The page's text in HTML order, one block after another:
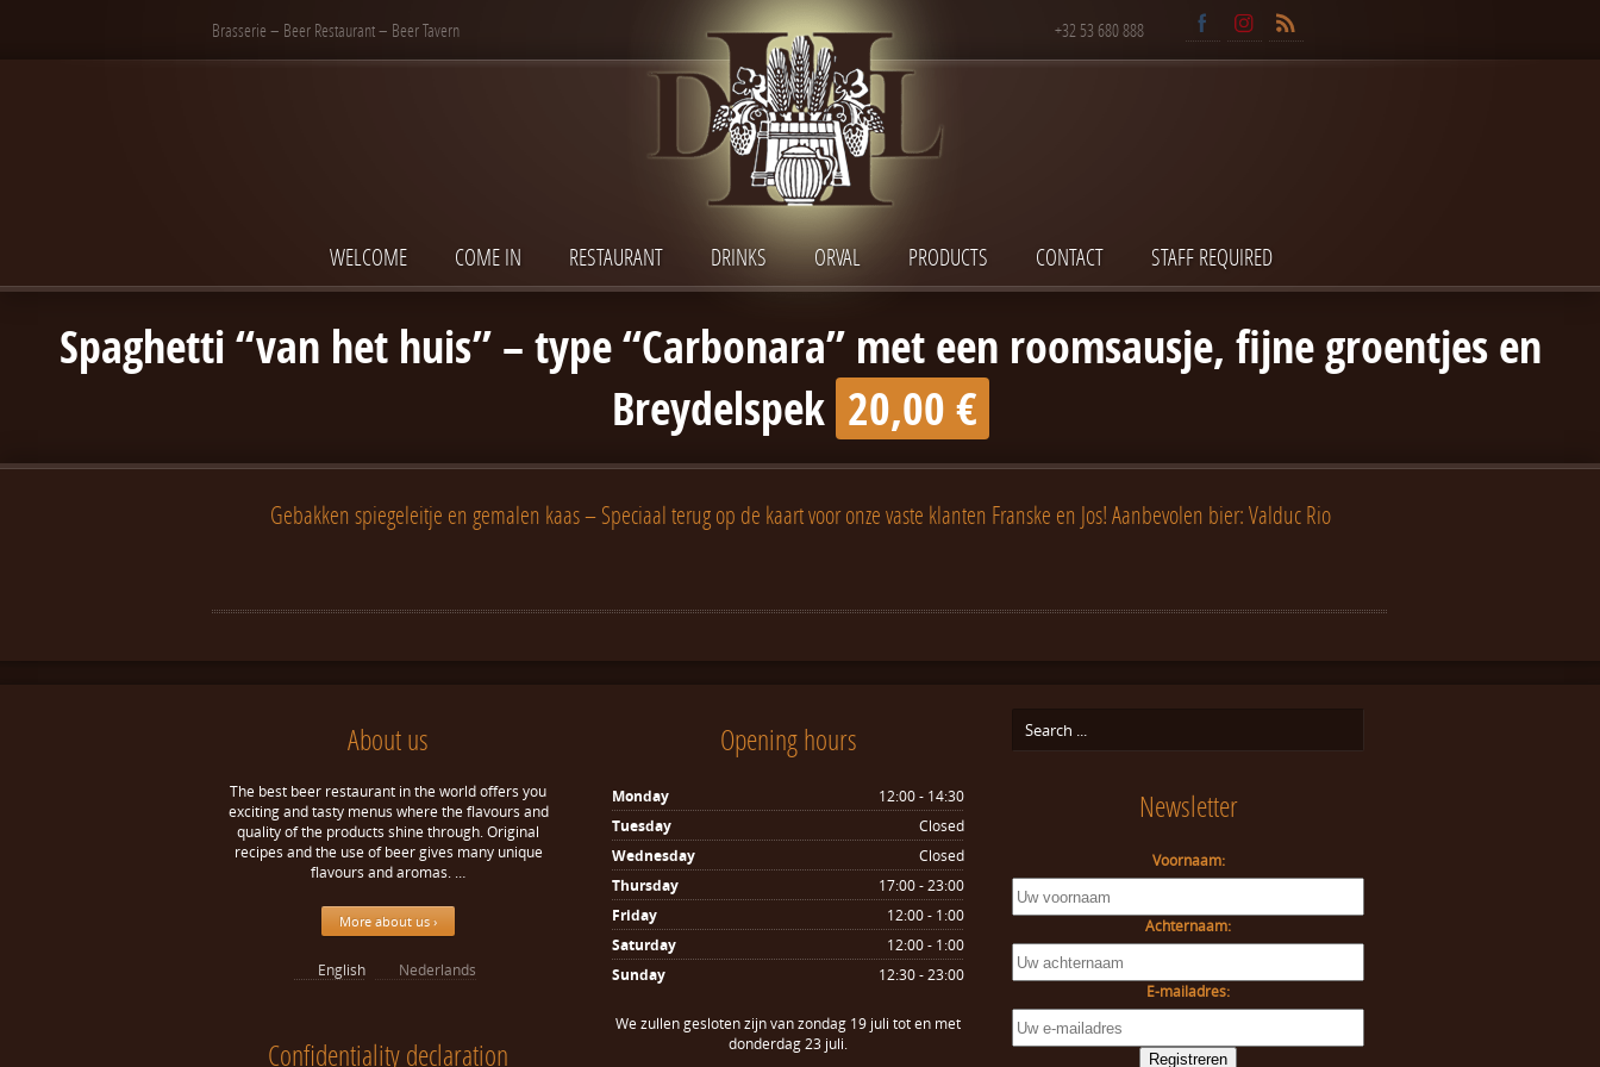
Brasserie – Beer Restaurant – Beer Tavern +32 53 680 888
WELCOME COME IN RESTAURANT DRINKS ORVAL PRODUCTS CONTACT STAFF REQUIRED
Spaghetti “van het huis” – type “Carbonara” met een roomsausje, fijne groentjes en
Breydelspek 20,00 €
Gebakken spiegeleitje en gemalen kaas – Speciaal terug op de kaart voor onze vaste klanten Franske en Jos! Aanbevolen bier: Valduc Rio
About us
The best beer restaurant in the world offers you
exciting and tasty menus where the flavours and
quality of the products shine through. Original
recipes and the use of beer gives many unique
flavours and aromas. …
More about us ›
English Nederlands
Confidentiality declaration
Opening hours
Monday
12:00 - 14:30
Tuesday
Closed
Wednesday
Closed
Thursday
17:00 - 23:00
Friday
12:00 - 1:00
Saturday
12:00 - 1:00
Sunday
12:30 - 23:00
We zullen gesloten zijn van zondag 19 juli tot en met
donderdag 23 juli.
Newsletter
Voornaam:
Achternaam:
E-mailadres: